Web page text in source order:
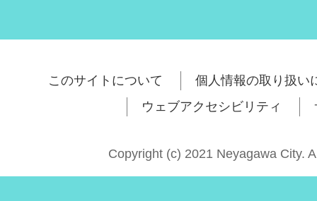
このサイトについて
個人情報の取り扱い
ウェブアクセシビリティ
Copyright (c) 2021 Neyagawa City.